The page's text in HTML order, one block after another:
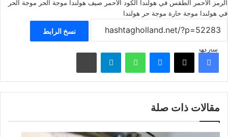
الرمز الأحمر الطقس في هولندا الكود الأحمر صيف هولندا موجة الحر موجة الحر
في هولندا موجة حارة موجة حر هولندا
نسخ الرابط
شاركهافيسبوك ‫X ماسنجر واتساب تيلقرام مشاركة عبر البريد
مقالات ذات صلة